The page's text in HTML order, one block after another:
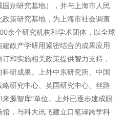
别研究基地），并与上海市人民
策研究基地，为上海市社会调查
余个研究机构和学术团体，以全球
政产学研用紧密结合的成果应用
和实施相关政策提供智力支持，
研成果。上外中东研究所、中国
研究中心、英国研究中心、丝路
源智库”单位。上外已逐步建成眼
，与科大讯飞建立口笔译跨学科